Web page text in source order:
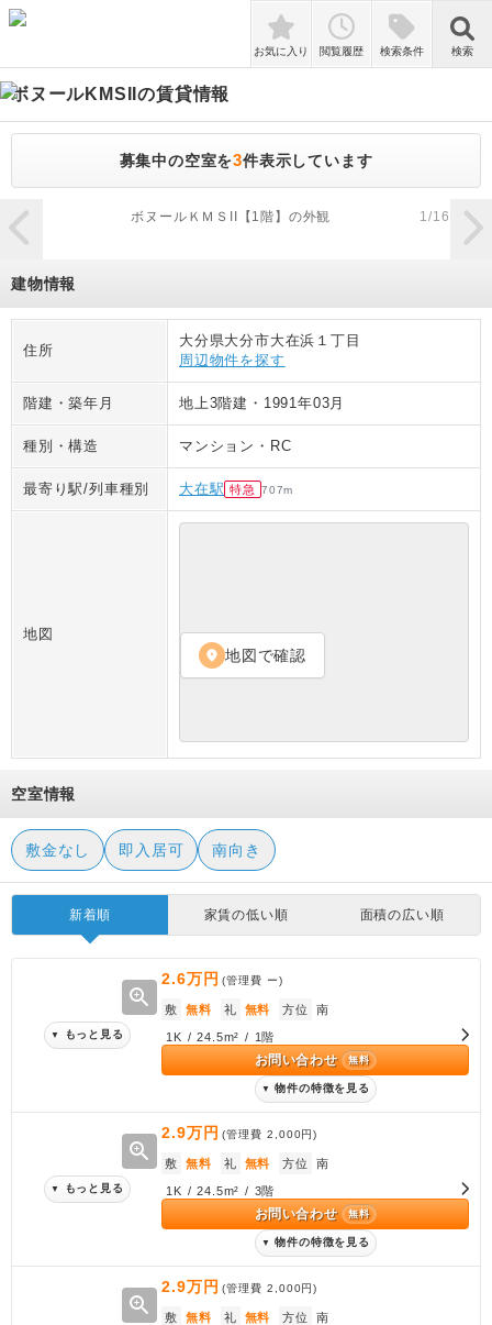
検索
お気に入り 閲覧履歴 検索条件 検索
ボヌールKMSIIの賃貸情報
募集中の空室を3件表示しています
zoom_in
ボヌールＫＭＳII【1階】の外観 1/16
建物情報
住所
大分県大分市大在浜１丁目
周辺物件を探す
階建・築年月 地上3階建 ・ 1991年03月
種別・構造 マンション ・ RC
最寄り駅/列車種別 大在駅 特急 707m
地図
location_on 地図で確認
空室情報
敷金なし 即入居可 南向き
新着順 家賃の低い順 面積の広い順
zoom_in
▼ もっと見る
2.6万円 (管理費 ー)
敷 無料 礼 無料 方位 南
1K / 24.5m² / 1階
お問い合わせ 無料
▼ 物件の特徴を見る
zoom_in
▼ もっと見る
2.9万円 (管理費2,000円)
敷 無料 礼 無料 方位 南
1K / 24.5m² / 3階
お問い合わせ 無料
▼ 物件の特徴を見る
zoom_in
2.9万円 (管理費2,000円)
敷 無料 礼 無料 方位 南